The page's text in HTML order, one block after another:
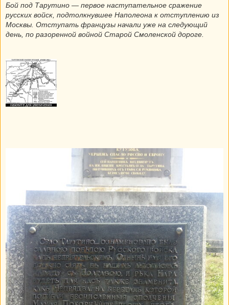
Бой под Тарутино — первое наступательное сражение
русских войск, подтолкнувшее Наполеона к отступлению из
Москвы. Отступать французы начали уже на следующий
день, по разоренной войной Старой Смоленской дороге.